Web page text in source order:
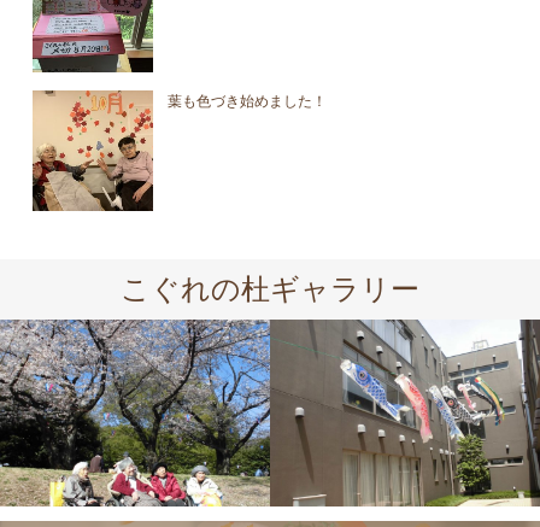
葉も色づき始めました！
こぐれの杜ギャラリー